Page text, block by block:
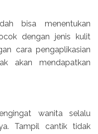
bisa menentukan
dengan jenis kulit
cara pengaplikasian
akan mendapatkan
wanita selalu
Tampil cantik tidak